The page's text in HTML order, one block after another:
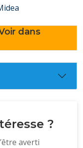
dans
?
averti